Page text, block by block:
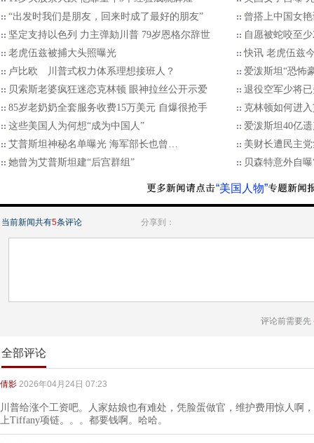
“出发时我们是朋友，回来时成了最好的朋友”
曾搭上中国女
坚定支持以色列 力主弹劾川普 79岁恩格尔辞世
自愿被蛇咬至少
老虎伍兹被捕大头照曝光
快讯 老虎伍兹
卢比欧 川普式权力体系理想接班人？
爱泼斯坦“恐怖
贝索斯老婆疯狂迷恋克林顿 眼神拉丝公开示爱
退役空军少将
85岁老奶奶全套服务收费15万美元 自爆很抢手
克林顿如何进
这些美国人为何想“成为中国人”
爱泼斯坦40亿
艾普斯坦神秘名单曝光 海军部长也曾…
美财长遭民主
她曾为艾普斯坦建“后宫群组”
贝森特意外自
“美国人物”
当前新闻共有5条评论 分享到：
评论前需要先
全部评论
倩影 2026年04月24日 07:23
川普给涨个工资吧。人家姑娘也有难处，凭脸蛋做官，维护费用惊人啊
上Tiffany项链。。。都要钱啊。哈哈。